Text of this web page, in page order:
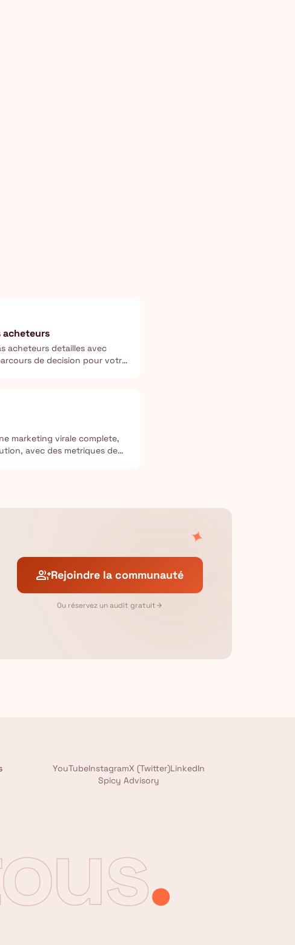
acheteurs
acheteurs detailles avec
de decision pour votre
marketing virale complete,
avec des metriques de
✦
group_addRejoindre la communauté
Ou réservez un audit gratuit arrow_forward
YouTubeInstagramX (Twitter)LinkedIn
Spicy Advisory
.